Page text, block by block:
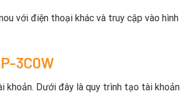
với điện thoại khác và truy cập vào hình
3C0W
khoản. Dưới đây là quy trình tạo tài khoản